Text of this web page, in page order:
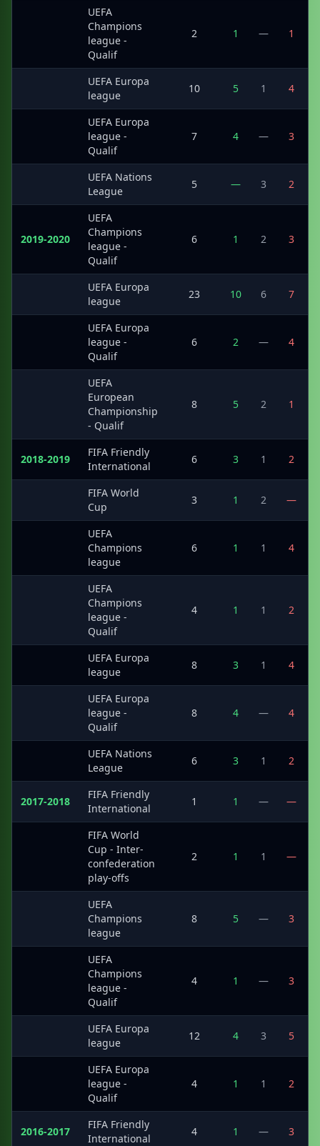
UEFA
Champions
league -
Qualif
2 1 — 1
UEFA Europa
league
10 5 1 4
UEFA Europa
league -
Qualif
7 4 — 3
UEFA Nations
League
5 — 3 2
2019-2020
UEFA
Champions
league -
Qualif
6 1 2 3
UEFA Europa
league
23 10 6 7
UEFA Europa
league -
Qualif
6 2 — 4
UEFA
European
Championship
- Qualif
8 5 2 1
2018-2019
FIFA Friendly
International
6 3 1 2
FIFA World
Cup
3 1 2 —
UEFA
Champions
league
6 1 1 4
UEFA
Champions
league -
Qualif
4 1 1 2
UEFA Europa
league
8 3 1 4
UEFA Europa
league -
Qualif
8 4 — 4
UEFA Nations
League
6 3 1 2
2017-2018
FIFA Friendly
International
1 1 — —
FIFA World
Cup - Inter-
confederation
play-offs
2 1 1 —
UEFA
Champions
league
8 5 — 3
UEFA
Champions
league -
Qualif
4 1 — 3
UEFA Europa
league
12 4 3 5
UEFA Europa
league -
Qualif
4 1 1 2
2016-2017
FIFA Friendly
International
4 1 — 3